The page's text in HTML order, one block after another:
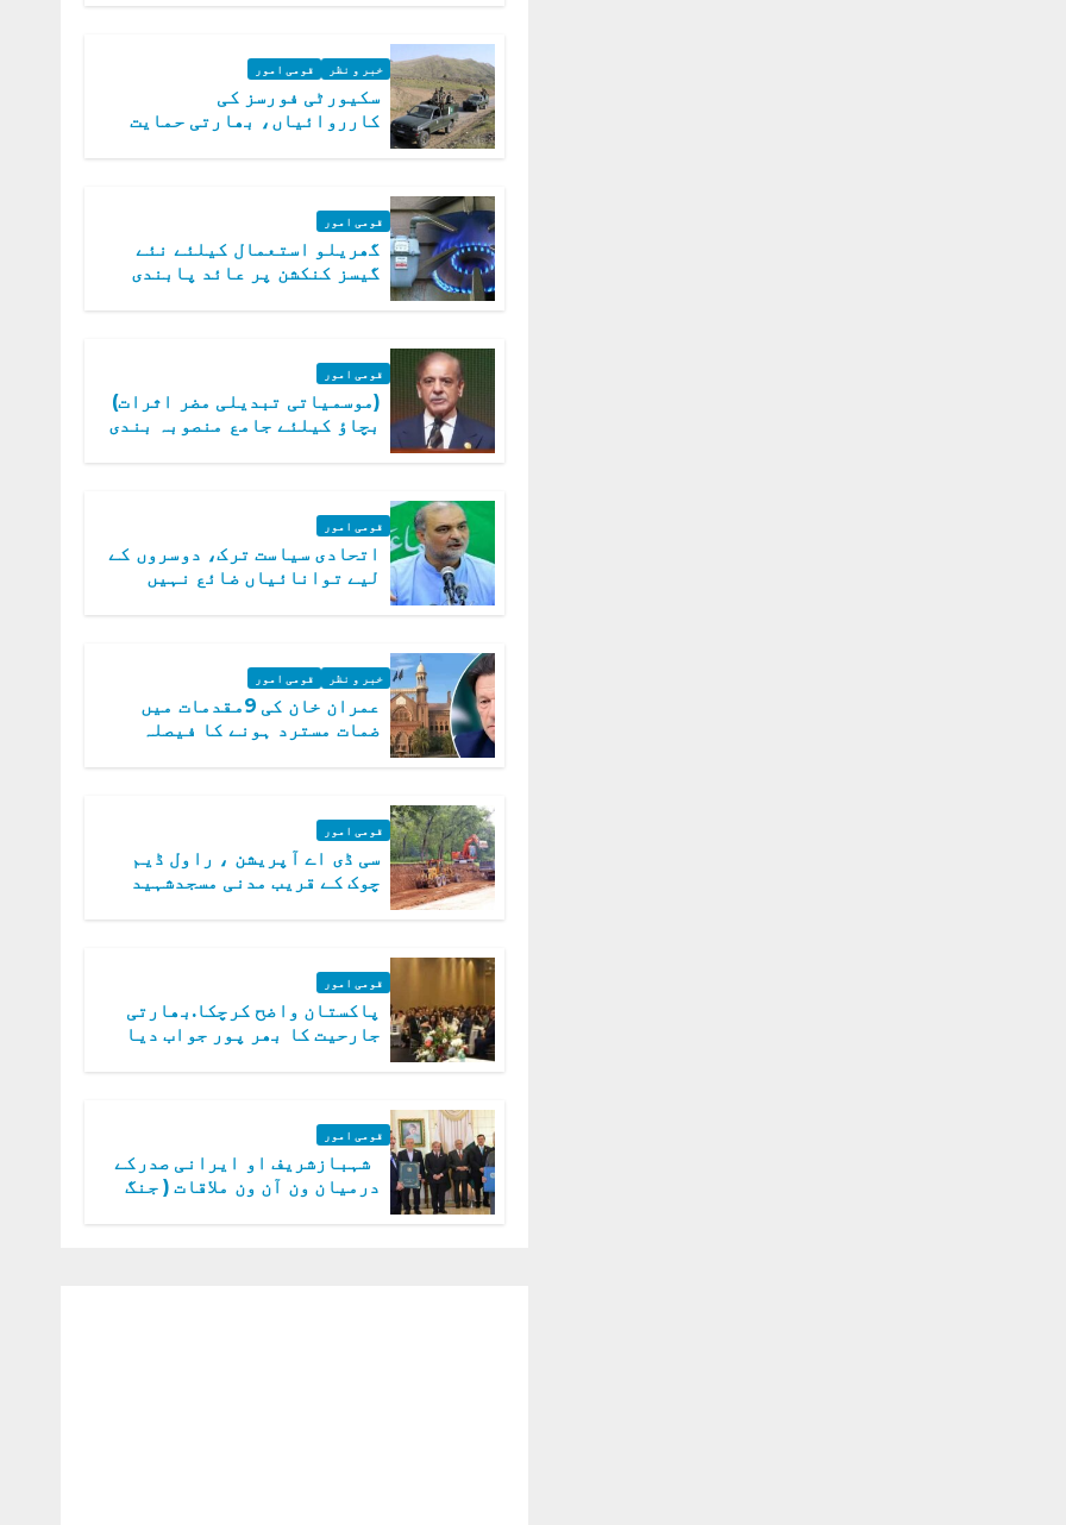
خبر و نظر قومی امور
سکیورٹی فورسز کی
کارروائیاں، بھارتی حمایت
قومی امور
گھریلو استعمال کیلئے نئے
گیسز کنکشن پر عائد پابندی
قومی امور
(موسمیاتی تبدیلی مضر اثرات)
بچاؤ کیلئے جامع منصوبہ بندی
قومی امور
اتحادی سیاست ترک، دوسروں کے
لیے توانائیاں ضائع نہیں
خبر و نظر قومی امور
عمران خان کی 9مقدمات میں
ضمات مسترد ہونے کا فیصلہ
قومی امور
سی ڈی اے آپریشن ، راول ڈیم
چوک کے قریب مدنی مسجدشہید
قومی امور
پاکستان واضح کرچکا.بھارتی
جارحیت کا بھر پور جواب دیا
قومی امور
شہبازشریف او ایرانی صدرکے
درمیان ون آن ون ملاقات ( جنگ